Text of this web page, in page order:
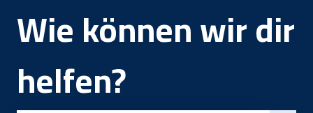
Wie können wir dir
helfen?